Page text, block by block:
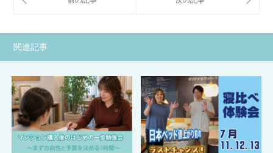
関連記事